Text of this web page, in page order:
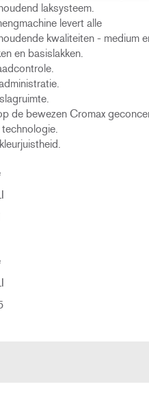
laksysteem.
levert alle
kwaliteiten - medium
en basislakken.
de bewezen Cromax
technologie.